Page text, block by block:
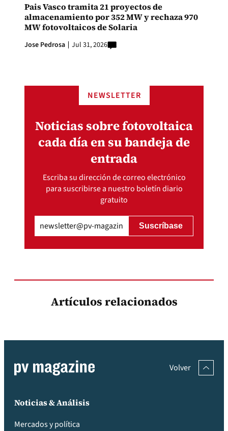
Pais Vasco tramita 21 proyectos de
almacenamiento por 352 MW y rechaza 970
MW fotovoltaicos de Solaria
Jose Pedrosa Jul 31, 2026
NEWSLETTER
Noticias sobre fotovoltaica
cada día en su bandeja de
entrada
Escriba su dirección de correo electrónico
para suscribirse a nuestro boletín diario
gratuito
(Obligatorio)
Artículos relacionados
Volver
Noticias & Análisis
Mercados y política